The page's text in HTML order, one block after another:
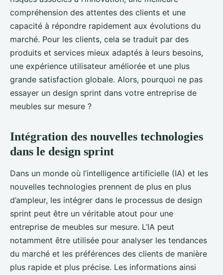
compréhension des attentes des clients et une
capacité à répondre rapidement aux évolutions du
marché. Pour les clients, cela se traduit par des
produits et services mieux adaptés à leurs besoins,
une expérience utilisateur améliorée et une plus
grande satisfaction globale. Alors, pourquoi ne pas
essayer un design sprint dans votre entreprise de
meubles sur mesure ?
Intégration des nouvelles technologies
dans le design sprint
Dans un monde où l’intelligence artificielle (IA) et les
nouvelles technologies prennent de plus en plus
d’ampleur, les intégrer dans le processus de design
sprint peut être un véritable atout pour une
entreprise de meubles sur mesure. L’IA peut
notamment être utilisée pour analyser les tendances
du marché et les préférences des clients de manière
plus rapide et plus précise. Les informations ainsi